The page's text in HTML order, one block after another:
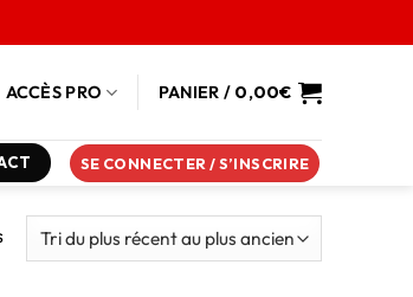
ACCÈS PRO PANIER / 0,00€
SE CONNECTER / S’INSCRIRE